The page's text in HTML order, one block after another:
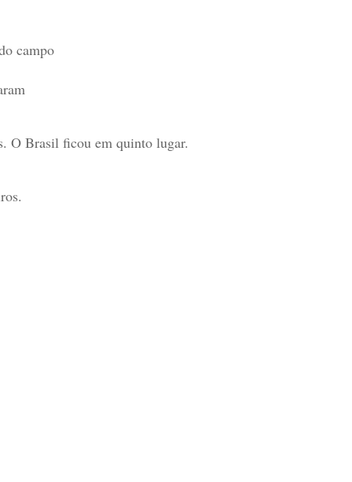
campo
O Brasil ficou em quinto lugar.